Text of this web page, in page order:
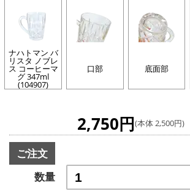
ナハトマン バ
リスタ ノブレ
ス コーヒーマ
グ 347ml
(104907)
口部 底面部
2,750円(本体 2,500円)
ご注文
数量